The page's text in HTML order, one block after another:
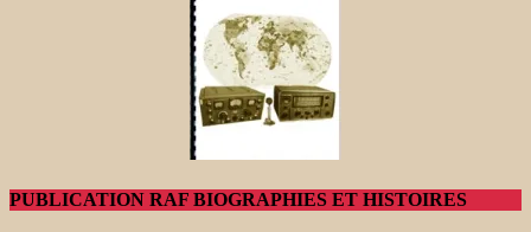
PUBLICATION RAF BIOGRAPHIES ET HISTOIRES